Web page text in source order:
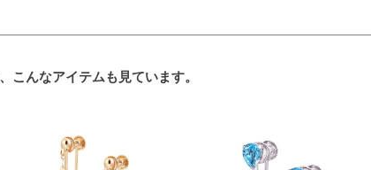
こんなアイテムも見ています。